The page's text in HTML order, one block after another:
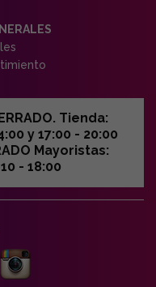
Tienda:
y 17:00 - 20:00
Mayoristas:
- 18:00